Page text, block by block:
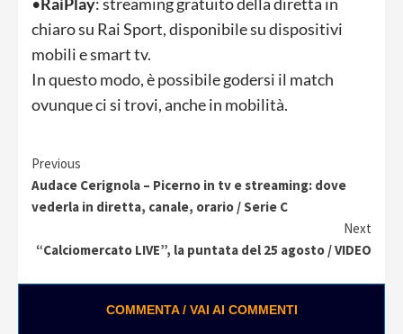
chiaro su Rai Sport, disponibile su dispositivi
mobili e smart tv.
In questo modo, è possibile godersi il match
ovunque ci si trovi, anche in mobilità.
Continue
Reading
Previous
Audace Cerignola – Picerno in tv e streaming: dove
vederla in diretta, canale, orario / Serie C
Next
“Calciomercato LIVE”, la puntata del 25 agosto / VIDEO
COMMENTA / VAI AI COMMENTI